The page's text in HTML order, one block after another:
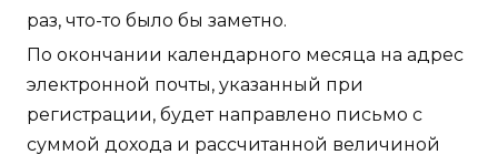
раз, что-то было бы заметно.
По окончании календарного месяца на адрес
электронной почты, указанный при
регистрации, будет направлено письмо с
суммой дохода и рассчитанной величиной